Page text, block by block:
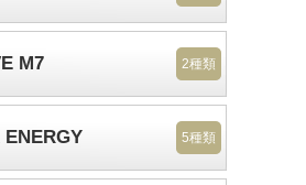
M7 2種類
ENERGY 5種類